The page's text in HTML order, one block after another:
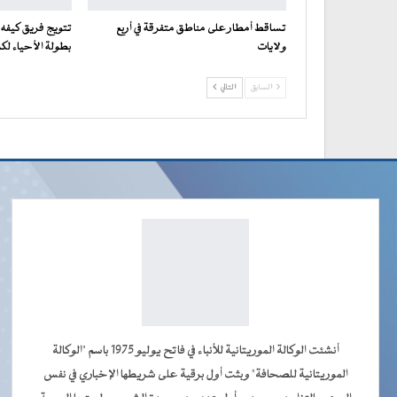
تساقط أمطار على مناطق متفرقة في أربع
ولايات
تتويج فريق
بطولة الأحياء لكرة
السابق التالي
أنشئت الوكالة الموريتانية للأنباء في فاتح يوليو 1975 باسم "الوكالة
الموريتانية للصحافة" وبثت أول برقية على شريطها الإخباري في نفس